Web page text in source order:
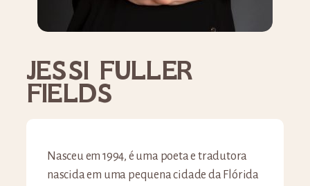
JESSI FULLER
FIELDS
Nasceu em 1994, é uma poeta e tradutora
nascida em uma pequena cidade da Flórida